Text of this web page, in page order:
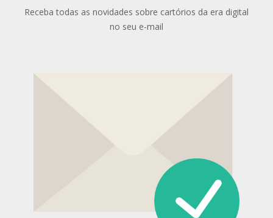
Receba todas as novidades sobre cartórios da era digital
no seu e-mail